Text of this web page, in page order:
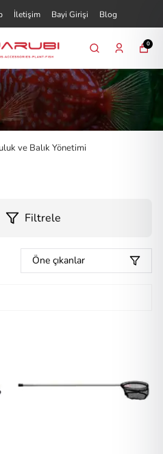
İletişim Bayi Girişi Blog
0
ve Balık Yönetimi
Filtrele
Öne çıkanlar